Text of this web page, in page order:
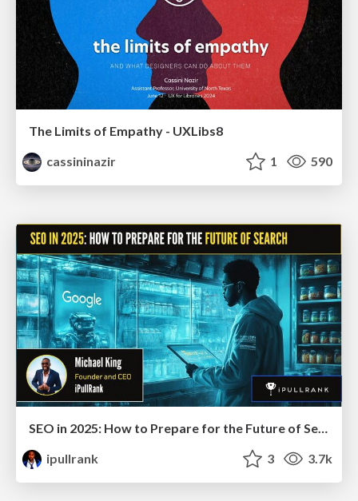
The Limits of Empathy - UXLibs8
cassininazir
1 590
SEO in 2025: How to Prepare for the Future of Search
ipullrank
3 3.7k